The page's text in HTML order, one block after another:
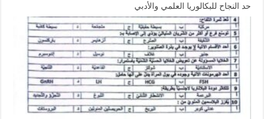
حد النجاح للبكالوريا العلمي والأدبي